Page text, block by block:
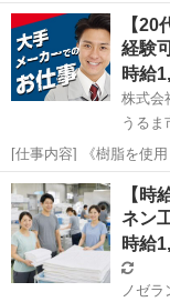
っかり稼ぎたい」 「副
お仕事です。
沖縄 名護市 て
【
経験
時給
株式会
うるま
[仕事内容] 《樹脂を使用した
クを再利用し、建築資
いモノづくりを通して
ます。 【仕事内容】 （
沖縄 うるま市
【時
ネン
時給
ノゼラ